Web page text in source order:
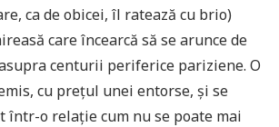
ca de obicei, îl ratează cu brio)
care încearcă să se arunce de
centurii periferice pariziene. O
cu prețul unei entorse, și se
într-o relație cum nu se poate mai